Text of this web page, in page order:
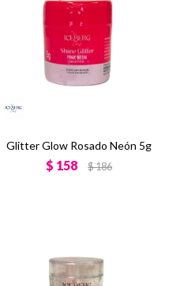
Glitter Glow Rosado Neón 5g
$ 158 $186